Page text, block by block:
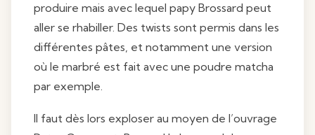
produire mais avec lequel papy Brossard peut
aller se rhabiller. Des twists sont permis dans les
différentes pâtes, et notamment une version
où le marbré est fait avec une poudre matcha
par exemple.
Il faut dès lors exploser au moyen de l’ouvrage